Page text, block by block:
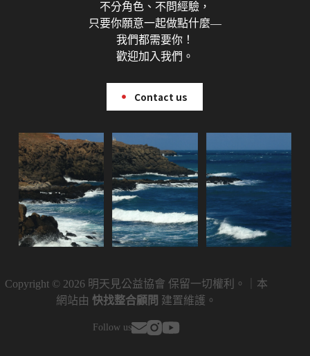
不分角色、不問經驗，
只要你願意一起做點什麼—
我們都需要你！
歡迎加入我們。
Contact us
Copyright © 2026 明天見公益協會 保留一切權利。｜本
網站由快找整合顧問 建置維護。
Follow us